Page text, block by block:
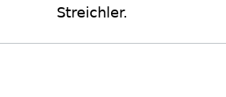
Streichler.